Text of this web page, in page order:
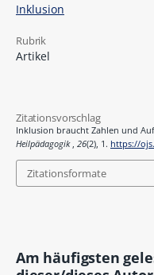
Inklusion
Rubrik
Artikel
Zitationsvorschlag
Inklusion braucht Zahlen und
Heilpädagogik , 26(2), 1. https://
Zitationsformate
Am häufigsten